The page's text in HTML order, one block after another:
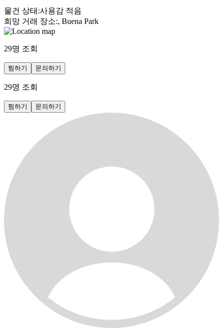
물건 상태 :사용감 적음
희망 거래 장소:, Buena Park
29명 조회
찜하기 문의하기
29명 조회
찜하기 문의하기